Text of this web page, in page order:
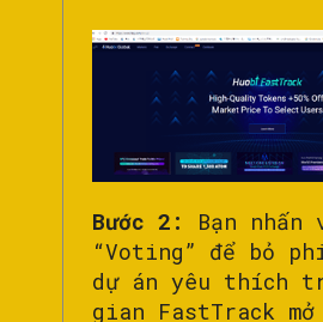
Bước 2:
Bạn nhấn
“Voting” để bỏ
dự án yêu thích
gian FastTrack mở